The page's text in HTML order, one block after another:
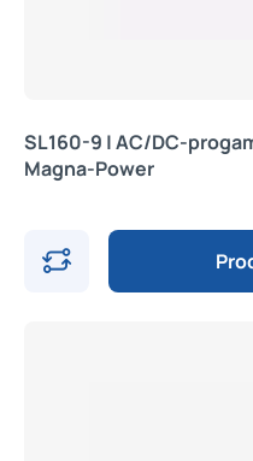
SL160-9 | AC/DC-
Magna-Power